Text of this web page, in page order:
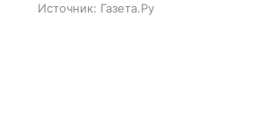
Источник: Газета.Ру